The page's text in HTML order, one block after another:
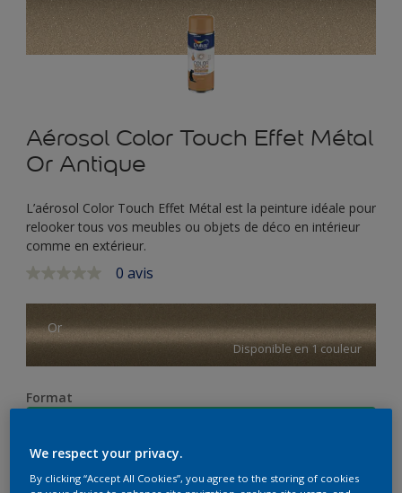
Aérosol Color Touch Effet Métal
Or Antique
L’aérosol Color Touch Effet Métal est la peinture idéale pour
relooker tous vos meubles ou objets de déco en intérieur
comme en extérieur.
Aucune
de
notation
Lien
la
page.
0 avis
Or
Disponible en 1 couleur
Format
Quantité Calculateur de peinture
We respect your privacy.
By clicking “Accept All Cookies”, you agree to the storing of cookies